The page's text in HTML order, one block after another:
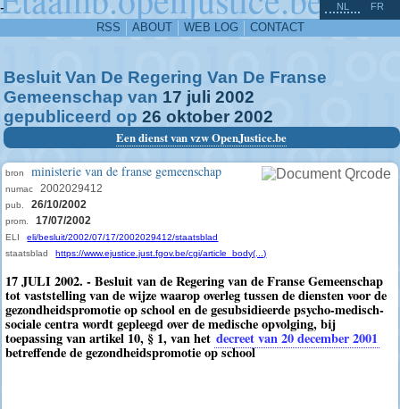
-
RSS ABOUT WEB LOG CONTACT
NL FR
Besluit Van De Regering Van De Franse
Gemeenschap van 17 juli 2002
gepubliceerd op 26 oktober 2002
Een dienst van vzw OpenJustice.be
bron ministerie van de franse gemeenschap
numac 2002029412
pub. 26/10/2002
prom. 17/07/2002
ELI
eli/besluit/2002/07/17/2002029412/staatsblad
staatsblad
https://www.ejustice.just.fgov.be/cgi/article_body(...)
17 JULI 2002. - Besluit van de Regering van de Franse Gemeenschap
tot vaststelling van de wijze waarop overleg tussen de diensten voor de
gezondheidspromotie op school en de gesubsidieerde psycho-medisch-
sociale centra wordt gepleegd over de medische opvolging, bij
toepassing van artikel 10, § 1, van het decreet van 20 december 2001
betreffende de gezondheidspromotie op school
^